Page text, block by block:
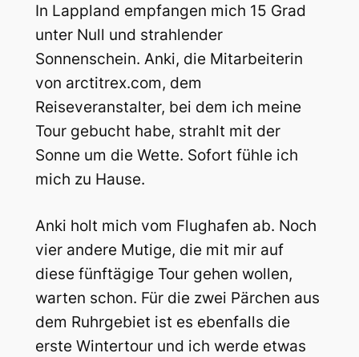
In Lappland empfangen mich 15 Grad
unter Null und strahlender
Sonnenschein. Anki, die Mitarbeiterin
von arctitrex.com, dem
Reiseveranstalter, bei dem ich meine
Tour gebucht habe, strahlt mit der
Sonne um die Wette. Sofort fühle ich
mich zu Hause.
Anki holt mich vom Flughafen ab. Noch
vier andere Mutige, die mit mir auf
diese fünftägige Tour gehen wollen,
warten schon. Für die zwei Pärchen aus
dem Ruhrgebiet ist es ebenfalls die
erste Wintertour und ich werde etwas